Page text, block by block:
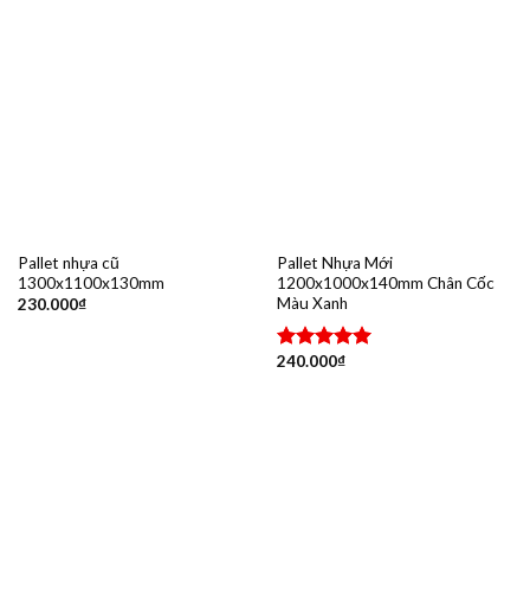
Pallet nhựa cũ
1300x1100x130mm
230.000₫
Pallet Nhựa Mới
1200x1000x140mm Chân Cốc
Màu Xanh
Được xếp
240.000₫